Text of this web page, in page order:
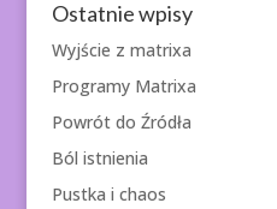
Ostatnie wpisy
Wyjście z matrixa
Programy Matrixa
Powrót do Źródła
Ból istnienia
Pustka i chaos